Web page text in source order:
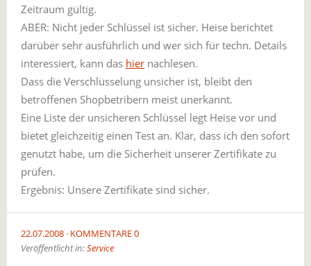
Zeitraum gültig.
ABER: Nicht jeder Schlüssel ist sicher. Heise berichtet
darüber sehr ausführlich und wer sich für techn. Details
interessiert, kann das hier nachlesen.
Dass die Verschlüsselung unsicher ist, bleibt den
betroffenen Shopbetribern meist unerkannt.
Eine Liste der unsicheren Schlüssel legt Heise vor und
bietet gleichzeitig einen Test an. Klar, dass ich den sofort
genutzt habe, um die Sicherheit unserer Zertifikate zu
prüfen.
Ergebnis: Unsere Zertifikate sind sicher.
22.07.2008 KOMMENTARE 0
Veröffentlicht in:Service